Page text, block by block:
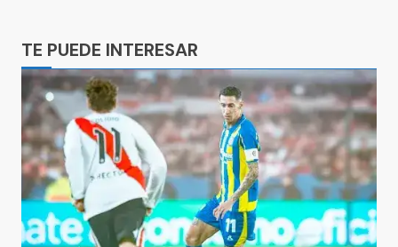
TE PUEDE INTERESAR